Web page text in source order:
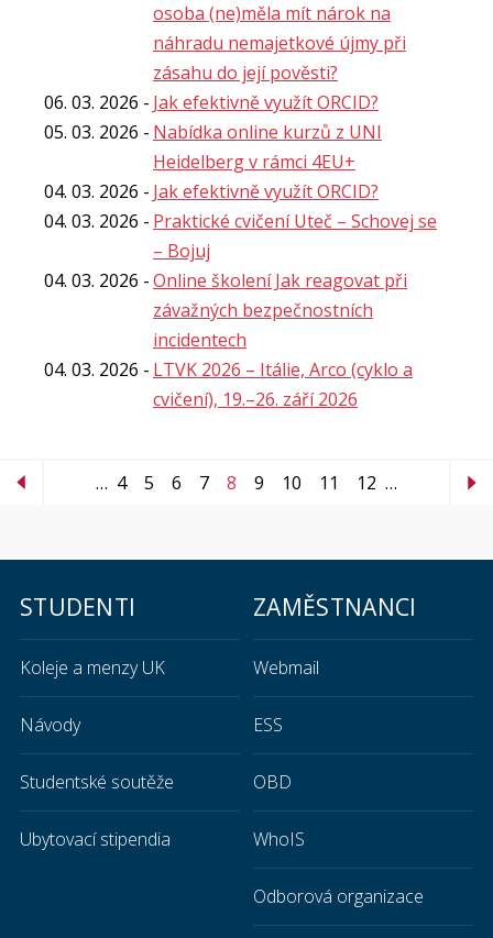
osoba (ne)měla mít nárok na
náhradu nemajetkové újmy při
zásahu do její pověsti?
06. 03. 2026
Jak efektivně využít ORCID?
05. 03. 2026
Nabídka online kurzů z UNI
Heidelberg v rámci 4EU+
04. 03. 2026
Jak efektivně využít ORCID?
04. 03. 2026
Praktické cvičení Uteč – Schovej se
– Bojuj
04. 03. 2026
Online školení Jak reagovat při
závažných bezpečnostních
incidentech
04. 03. 2026
LTVK 2026 – Itálie, Arco (cyklo a
cvičení), 19.–26. září 2026
… 4 5 6 7 8 9 10 11 12 …
STUDENTI
Koleje a menzy UK
Návody
Studentské soutěže
Ubytovací stipendia
ZAMĚSTNANCI
Webmail
ESS
OBD
WhoIS
Odborová organizace